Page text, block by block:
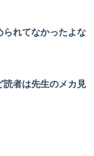
られてなかったよな
読者は先生のメカ見